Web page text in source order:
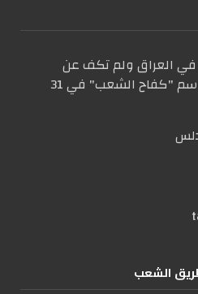
العراق ولم تكف عن
الصدور. عددها الأول صدر باسم "كفاح الشعب" في 31
الشعب